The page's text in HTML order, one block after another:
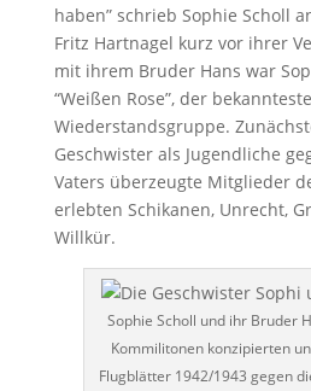
haben” schrieb Sophie Scholl
Fritz Hartnagel kurz vor ihrer
mit ihrem Bruder Hans war
“Weißen Rose”, der
Wiederstandsgruppe.
Geschwister als Jugendliche
Vaters überzeugte Mitglieder
erlebten Schikanen, Unrecht,
Willkür.
Sophie Scholl und ihr Bruder
Kommilitonen konzipierten
Flugblätter 1942/1943 gegen